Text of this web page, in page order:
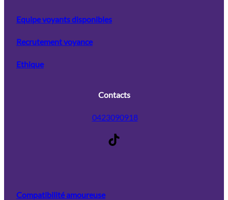
Equipe voyants disponibles
Recrutement voyance
Ethique
Contacts
0423090918
TikTok
Compatibilité amoureuse